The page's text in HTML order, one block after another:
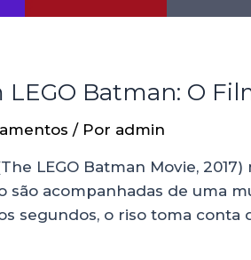
Batman: O
/ Por admin
LEGO Batman Movie,
são acompanhadas de uma
segundos, o riso toma conta